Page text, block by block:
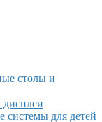
столы и
системы для детей